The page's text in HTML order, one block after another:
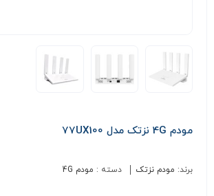
مودم 4G نزتک مدل 77UX100
برند: مودم نزتک دسته : مودم 4G